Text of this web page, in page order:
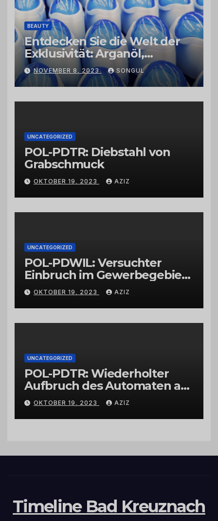
BEAUTY
Entdecken Sie die Welt der
Exklusivität: Arganöl,
Kaktusfeigenkernöl und
Schwarzkümmelöl von
vertrauenswürdigen
Großhändlern und Anbietern
NOVEMBER 8, 2023 SONGUL
UNCATEGORIZED
POL-PDTR: Diebstahl von
Grabschmuck
OKTOBER 19, 2023 AZIZ
UNCATEGORIZED
POL-PDWIL: Versuchter
Einbruch im Gewerbegebiet
Wittlich
OKTOBER 19, 2023 AZIZ
UNCATEGORIZED
POL-PDTR: Wiederholter
Aufbruch des Automaten am
Wohnmobilstellplatz in
Hermeskeil am Labachweg
OKTOBER 19, 2023 AZIZ
Timeline Bad Kreuznach